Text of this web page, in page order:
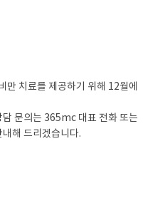
치료를 제공하기 위해 12월에
담 문의는 365mc 대표 전화 또는
해 드리겠습니다.